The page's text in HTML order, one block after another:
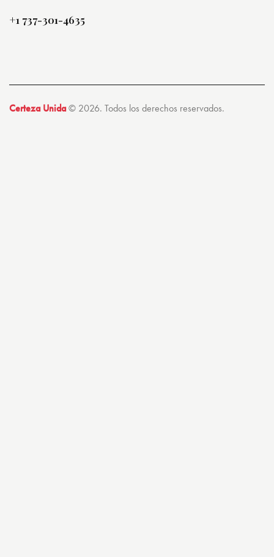
+1 737-301-4635
Certeza Unida© 2026. Todos los derechos reservados.